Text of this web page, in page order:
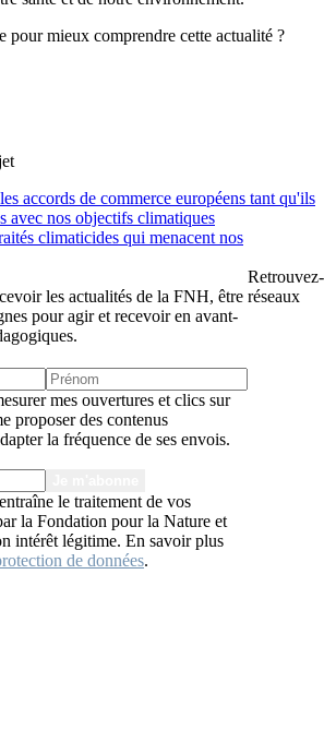
pour mieux comprendre cette actualité ?
accords de commerce européens tant qu'ils
avec nos objectifs climatiques
climaticides qui menacent nos
les actualités de la FNH, être
pour agir et recevoir en avant-
mes ouvertures et clics sur
proposer des contenus
la fréquence de ses envois.
le traitement de vos
la Fondation pour la Nature et
intérêt légitime. En savoir plus
de données.
réseaux